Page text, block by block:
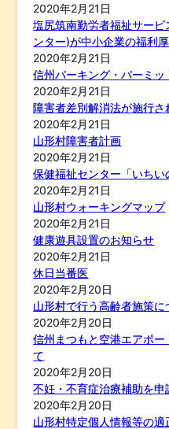
2020年2月21日
塩尻筑南勤労者福祉サー
ンター)が中小企業の福利
2020年2月21日
信州パーキング・パーミッ
2020年2月21日
障害者差別解消法が施行さ
2020年2月21日
山形村障害者計画
2020年2月21日
保健福祉センター「いちい
2020年2月21日
山形村ウォーキングマップ
2020年2月21日
健康遊具設置のお知らせ
2020年2月21日
休日当番医
2020年2月20日
山形村で行う高齢者施策に
2020年2月20日
信州まつもと空港エアポ
て
2020年2月20日
不妊・不育症治療補助を申
2020年2月20日
山形村特定個人情報等の